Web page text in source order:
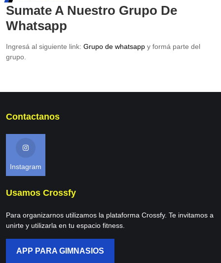
Sumate A Nuestro Grupo De
Whatsapp
Ingresá al siguiente link: Grupo de whatsapp y formá parte del
grupo.
Contactanos
Instagram
Usamos Crossfy
Para organizarnos utilizamos la plataforma Crossfy. Te invitamos a
unirte y utilizarla en tu espacio fitness.
APP PARA GIMNASIOS